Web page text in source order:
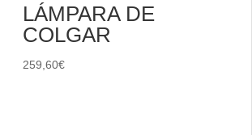
LÁMPARA DE
COLGAR
259,60€